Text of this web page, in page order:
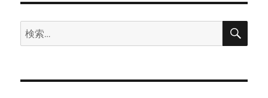
ゲ
ー
ョ
検
索:
検